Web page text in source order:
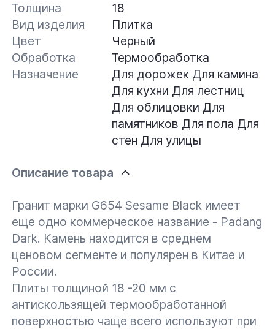
Толщина
18
Вид изделия
Плитка
Цвет
Черный
Обработка
Термообработка
Назначение
Для дорожек Для камина
Для кухни Для лестниц
Для облицовки Для
памятников Для пола Для
стен Для улицы
Описание товара
Гранит марки G654 Sesame Black имеет
еще одно коммерческое название - Padang
Dark. Камень находится в среднем
ценовом сегменте и популярен в Китае и
России.
Плиты толщиной 18 -20 мм с
антискользящей термообработанной
поверхностью чаще всего используют при